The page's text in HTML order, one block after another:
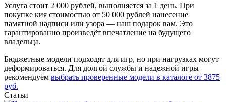
Услуга стоит 2 000 рублей, выполняется за 1 день. При
покупке кия стоимостью от 50 000 рублей нанесение
памятной надписи или узора — наш подарок вам. Это
гарантированно произведёт впечатление на будущего
владельца.
Бюджетные модели подходят для игр, но при нагрузках могут
деформироваться. Для долгой службы и надежной игры
рекомендуем выбрать проверенные модели в каталоге от 3875
руб.
Статьи